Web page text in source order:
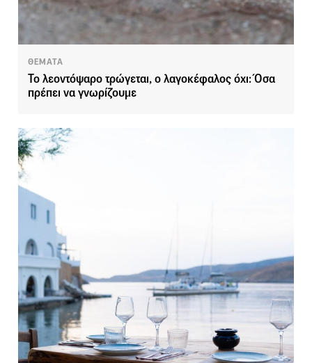
ΘΕΜΑΤΑ
Το λεοντόψαρο τρώγεται, ο λαγοκέφαλος όχι: Όσα
πρέπει να γνωρίζουμε